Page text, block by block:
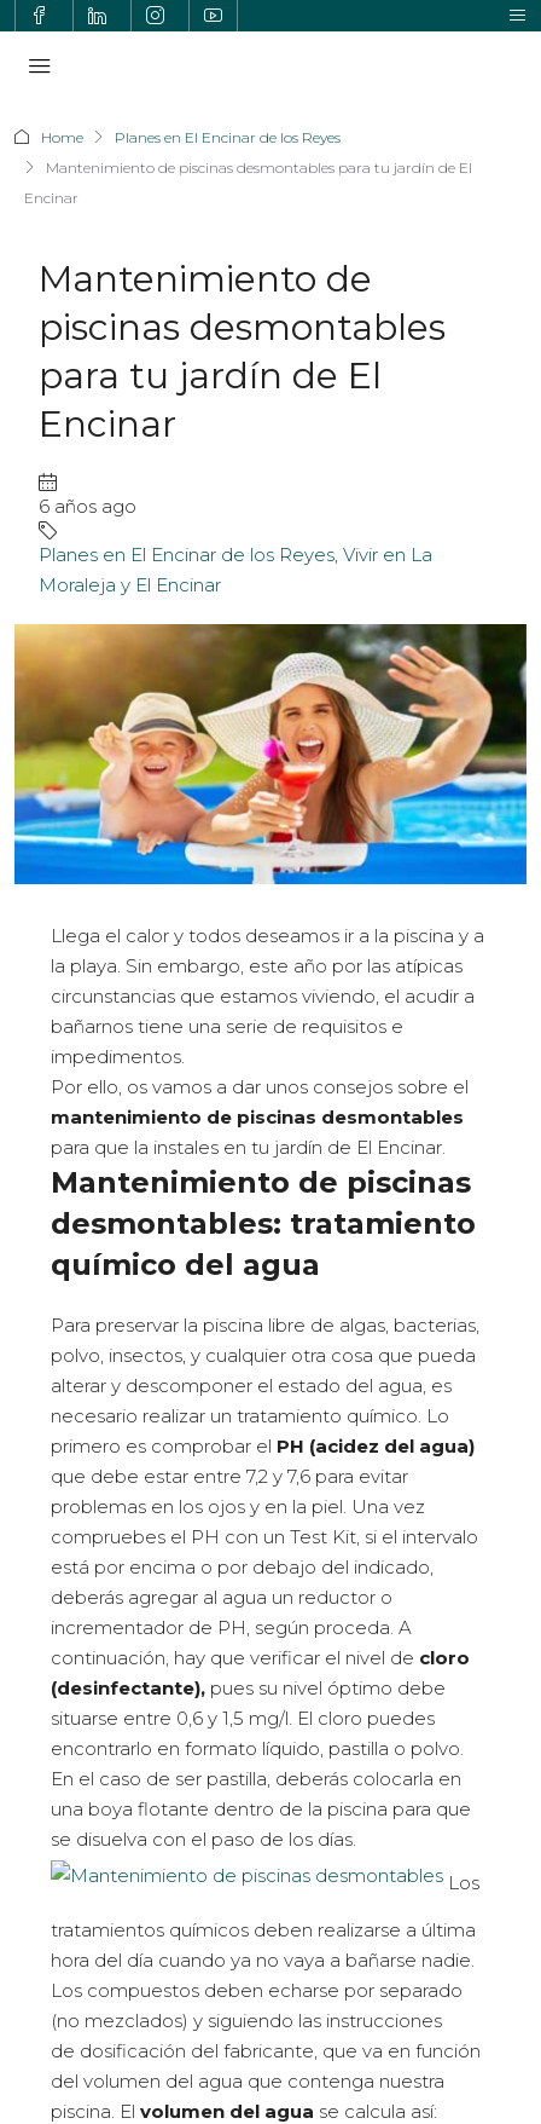
Home
Planes en El Encinar de los Reyes
Mantenimiento de piscinas desmontables para tu jardín de El
Encinar
Mantenimiento de
piscinas desmontables
para tu jardín de El
Encinar
6 años ago
Planes en El Encinar de los Reyes, Vivir en La
Moraleja y El Encinar
Llega el calor y todos deseamos ir a la piscina y a
la playa. Sin embargo, este año por las atípicas
circunstancias que estamos viviendo, el acudir a
bañarnos tiene una serie de requisitos e
impedimentos.
Por ello, os vamos a dar unos consejos sobre el
mantenimiento de piscinas desmontables
para que la instales en tu jardín de El Encinar.
Mantenimiento de piscinas
desmontables: tratamiento
químico del agua
Para preservar la piscina libre de algas, bacterias,
polvo, insectos, y cualquier otra cosa que pueda
alterar y descomponer el estado del agua, es
necesario realizar un tratamiento químico. Lo
primero es comprobar el PH (acidez del agua)
que debe estar entre 7,2 y 7,6 para evitar
problemas en los ojos y en la piel. Una vez
compruebes el PH con un Test Kit, si el intervalo
está por encima o por debajo del indicado,
deberás agregar al agua un reductor o
incrementador de PH, según proceda. A
continuación, hay que verificar el nivel de cloro
(desinfectante), pues su nivel óptimo debe
situarse entre 0,6 y 1,5 mg/l. El cloro puedes
encontrarlo en formato líquido, pastilla o polvo.
En el caso de ser pastilla, deberás colocarla en
una boya flotante dentro de la piscina para que
se disuelva con el paso de los días.
Los
tratamientos químicos deben realizarse a última
hora del día cuando ya no vaya a bañarse nadie.
Los compuestos deben echarse por separado
(no mezclados) y siguiendo las instrucciones
de dosificación del fabricante, que va en función
del volumen del agua que contenga nuestra
piscina. El volumen del agua se calcula así: